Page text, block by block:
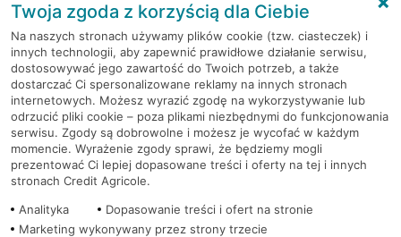
PYTANIA I ODPOWIEDZI
Gdzie jest najbliższy oddział banku?
Jeśli szukasz oddziału naszego banku, zapraszamy na
wygodna wyszukiwarka.
Gdzie znajdę numer kontaktowy do
oddziału banku?
Twoja zgoda z korzyścią dla Ciebie
Na naszych stronach używamy plików cookie (tzw. ciasteczek) i
innych technologii, aby zapewnić prawidłowe działanie serwisu,
dostosowywać jego zawartość do Twoich potrzeb, a także
dostarczać Ci spersonalizowane reklamy na innych stronach
internetowych. Możesz wyrazić zgodę na wykorzystywanie lub
odrzucić pliki cookie – poza plikami niezbędnymi do funkcjonowania
serwisu. Zgody są dobrowolne i możesz je wycofać w każdym
momencie. Wyrażenie zgody sprawi, że będziemy mogli
prezentować Ci lepiej dopasowane treści i oferty na tej i innych
stronach Credit Agricole.
Analityka
Dopasowanie treści i ofert na stronie
Marketing wykonywany przez strony trzecie